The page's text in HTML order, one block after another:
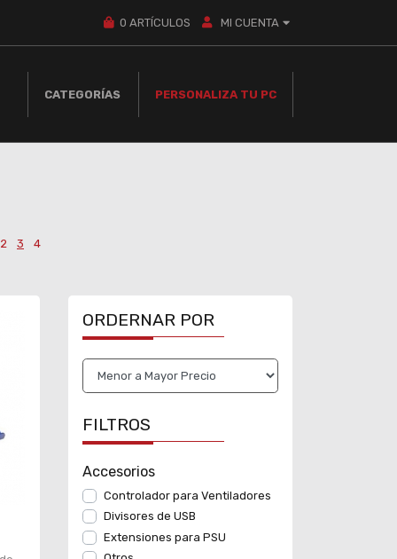
0 ARTÍCULOS MI CUENTA
CATEGORÍAS PERSONALIZA TU PC
2 3 4
ORDERNAR POR
FILTROS
Accesorios
Controlador para Ventiladores
Divisores de USB
Extensiones para PSU